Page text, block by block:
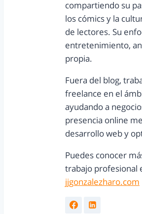
compartiendo su
los cómics y la
de lectores. Su
entretenimiento,
propia.
Fuera del blog,
freelance en el
ayudando a
presencia online
desarrollo web y
Puedes conocer
trabajo profesional
jjgonzalezharo.com